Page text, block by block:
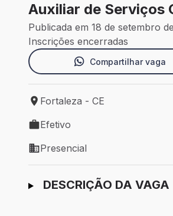
Auxiliar de Serviços
Publicada em 18 de setembro
Inscrições encerradas
Compartilhar vaga
Local de trabalho: Fortaleza - CE
Fortaleza - CE
Tipo de vaga: Efetivo
Efetivo
Modelo de trabalho: Presencial
Presencial
Ir para candidatura
DESCRIÇÃO DA VAGA